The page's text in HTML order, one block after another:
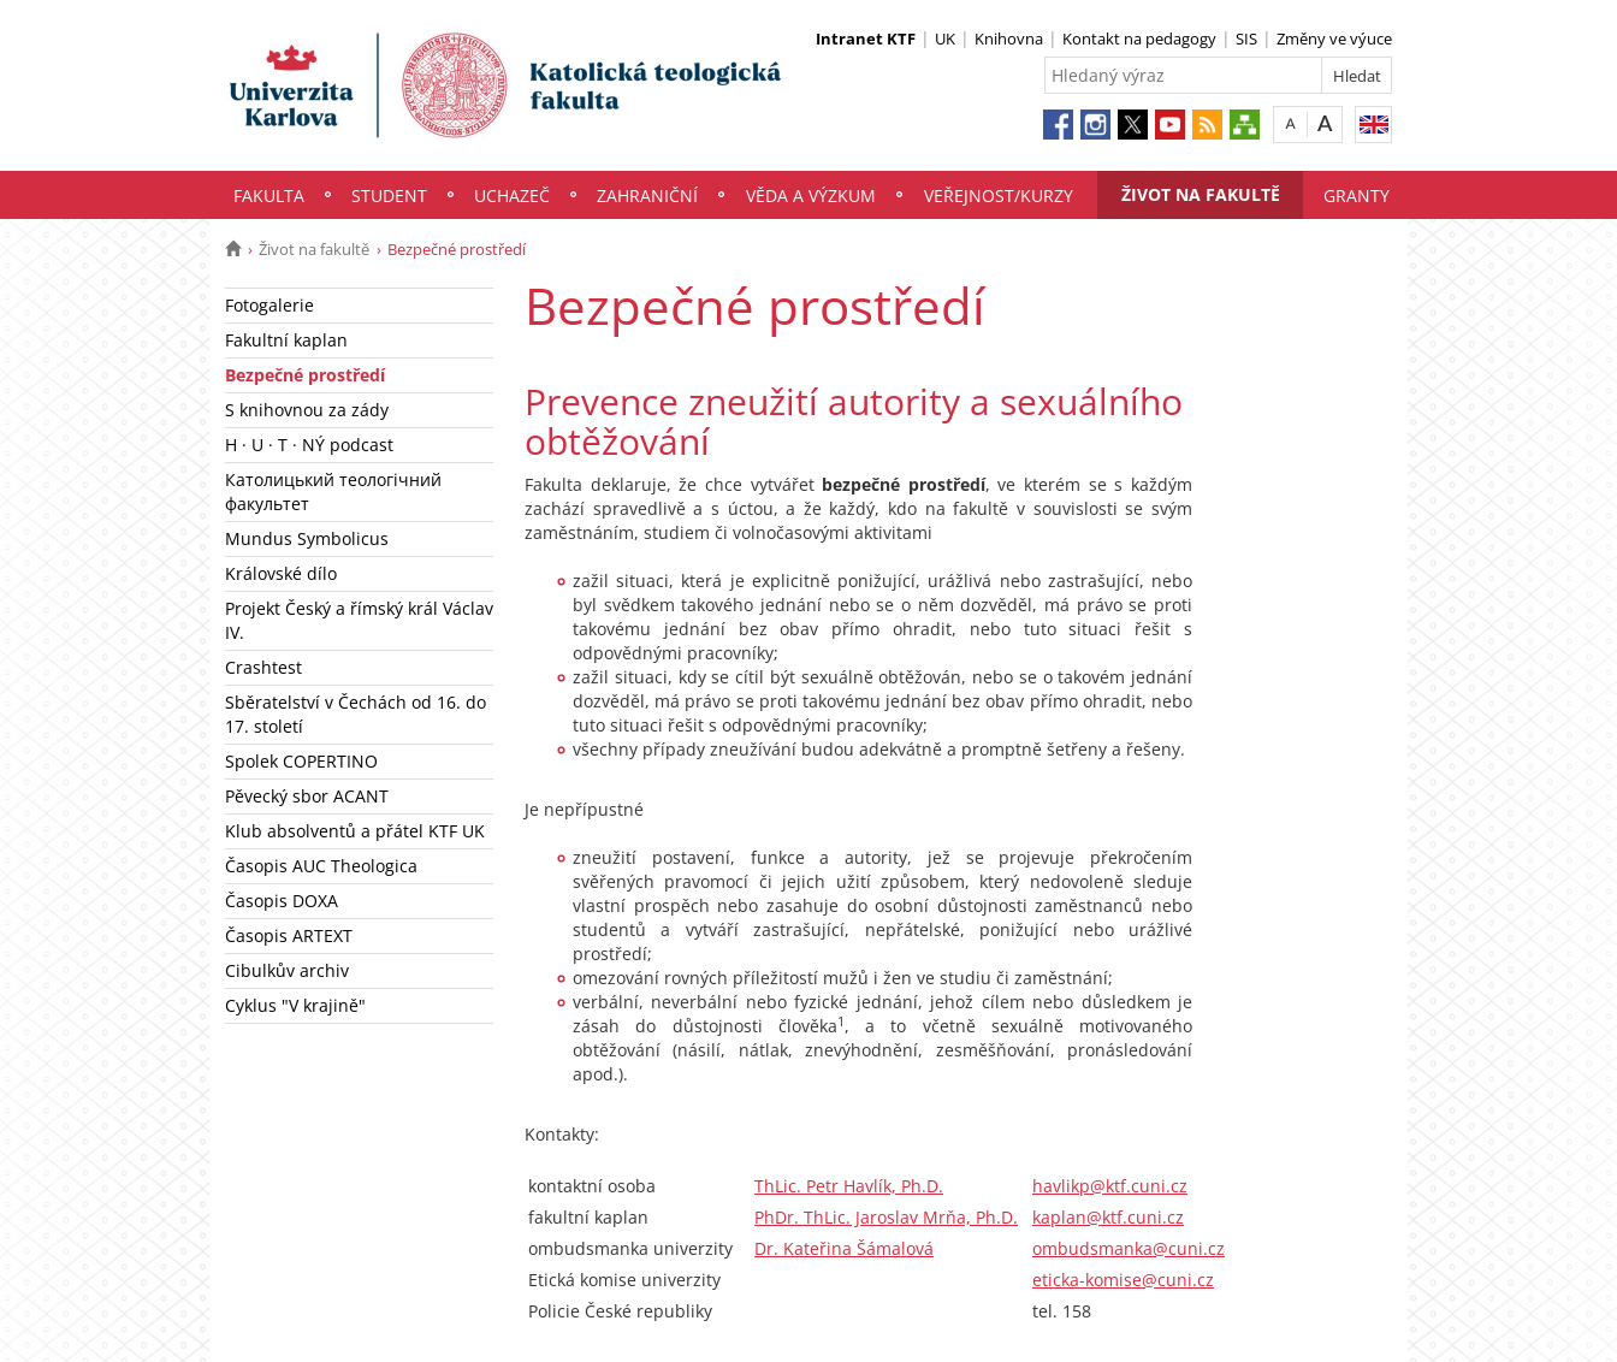
Intranet KTF UK Knihovna Kontakt na pedagogy SIS Změny ve výuce
FAKULTA STUDENT UCHAZEČ ZAHRANIČNÍ VĚDA A VÝZKUM VEŘEJNOST/KURZY ŽIVOT NA FAKULTĚ GRANTY
Život na fakultě Bezpečné prostředí
Fotogalerie
Fakultní kaplan
Bezpečné prostředí
S knihovnou za zády
H · U · T · NÝ podcast
Католицький теологічний
факультет
Mundus Symbolicus
Královské dílo
Projekt Český a římský král Václav
IV.
Crashtest
Sběratelství v Čechách od 16. do
17. století
Spolek COPERTINO
Pěvecký sbor ACANT
Klub absolventů a přátel KTF UK
Časopis AUC Theologica
Časopis DOXA
Časopis ARTEXT
Cibulkův archiv
Cyklus "V krajině"
Bezpečné prostředí
Prevence zneužití autority a sexuálního
obtěžování
Fakulta deklaruje, že chce vytvářet bezpečné prostředí, ve kterém se s každým
zachází spravedlivě a s úctou, a že každý, kdo na fakultě v souvislosti se svým
zaměstnáním, studiem či volnočasovými aktivitami
zažil situaci, která je explicitně ponižující, urážlivá nebo zastrašující, nebo
byl svědkem takového jednání nebo se o něm dozvěděl, má právo se proti
takovému jednání bez obav přímo ohradit, nebo tuto situaci řešit s
odpovědnými pracovníky;
zažil situaci, kdy se cítil být sexuálně obtěžován, nebo se o takovém jednání
dozvěděl, má právo se proti takovému jednání bez obav přímo ohradit, nebo
tuto situaci řešit s odpovědnými pracovníky;
všechny případy zneužívání budou adekvátně a promptně šetřeny a řešeny.
Je nepřípustné
zneužití postavení, funkce a autority, jež se projevuje překročením
svěřených pravomocí či jejich užití způsobem, který nedovoleně sleduje
vlastní prospěch nebo zasahuje do osobní důstojnosti zaměstnanců nebo
studentů a vytváří zastrašující, nepřátelské, ponižující nebo urážlivé
prostředí;
omezování rovných příležitostí mužů i žen ve studiu či zaměstnání;
verbální, neverbální nebo fyzické jednání, jehož cílem nebo důsledkem je
zásah do důstojnosti člověka1 , a to včetně sexuálně motivovaného
obtěžování (násilí, nátlak, znevýhodnění, zesměšňování, pronásledování
apod.).
Kontakty:
kontaktní osoba ThLic. Petr Havlík, Ph.D.
havlikp@ktf.cuni.cz
fakultní kaplan
PhDr. ThLic. Jaroslav Mrňa, Ph.D.
kaplan@ktf.cuni.cz
ombudsmanka univerzity
Dr. Kateřina Šámalová
ombudsmanka@cuni.cz
Etická komise univerzity
eticka-komise@cuni.cz
Policie České republiky
tel. 158